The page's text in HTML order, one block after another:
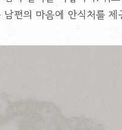
남편의 마음에 안식처를 제